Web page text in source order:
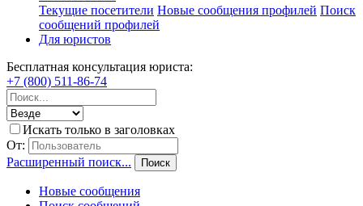
Текущие посетители Новые сообщения профилей Поиск
сообщений профилей
Для юристов
Бесплатная консультация юриста:
+7 (800) 511-86-74
Искать только в заголовках
От:
Расширенный поиск...
Поиск
Новые сообщения